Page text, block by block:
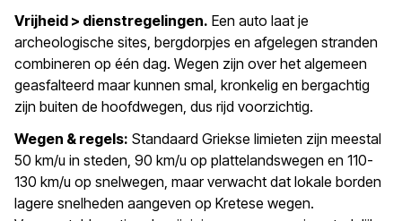
Vrijheid > dienstregelingen. Een auto laat je
archeologische sites, bergdorpjes en afgelegen stranden
combineren op één dag. Wegen zijn over het algemeen
geasfalteerd maar kunnen smal, kronkelig en bergachtig
zijn buiten de hoofdwegen, dus rijd voorzichtig.
Wegen & regels: Standaard Griekse limieten zijn meestal
50 km/u in steden, 90 km/u op plattelandswegen en 110-
130 km/u op snelwegen, maar verwacht dat lokale borden
lagere snelheden aangeven op Kretese wegen.